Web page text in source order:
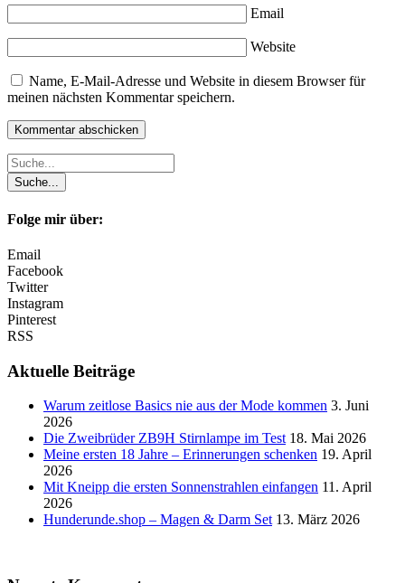
Email
Website
Name, E-Mail-Adresse und Website in diesem Browser für
meinen nächsten Kommentar speichern.
Folge mir über:
Email
Facebook
Twitter
Instagram
Pinterest
RSS
Aktuelle Beiträge
Warum zeitlose Basics nie aus der Mode kommen 3. Juni
2026
Die Zweibrüder ZB9H Stirnlampe im Test 18. Mai 2026
Meine ersten 18 Jahre – Erinnerungen schenken 19. April
2026
Mit Kneipp die ersten Sonnenstrahlen einfangen 11. April
2026
Hunderunde.shop – Magen & Darm Set 13. März 2026